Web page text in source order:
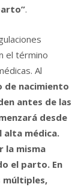
.
el término
Al
de nacimiento
antes de las
desde
alta médica.
la misma
el parto. En
múltiples,